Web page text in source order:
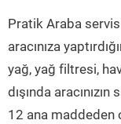
Pratik Araba
aracınıza
yağ, yağ filtresi,
dışında
12 ana maddeden